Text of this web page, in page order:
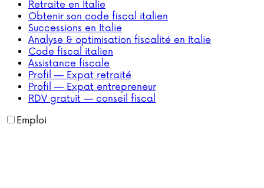
Retraite en Italie
Obtenir son code fiscal italien
Successions en Italie
Analyse & optimisation fiscalité en Italie
Code fiscal italien
Assistance fiscale
Profil — Expat retraité
Profil — Expat entrepreneur
RDV gratuit — conseil fiscal
Emploi